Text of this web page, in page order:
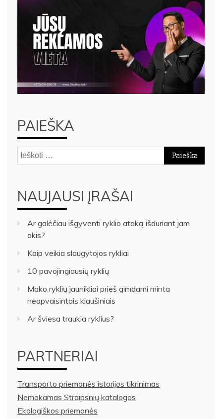
PAIEŠKA
Ieškoti:
NAUJAUSI ĮRAŠAI
Ar galėčiau išgyventi ryklio ataką išduriant jam
akis?
Kaip veikia slaugytojos rykliai
10 pavojingiausių ryklių
Mako ryklių jaunikliai prieš gimdami minta
neapvaisintais kiaušiniais
Ar šviesa traukia ryklius?
PARTNERIAI
Transporto priemonės istorijos tikrinimas
Nemokamas Straipsnių katalogas
Ekologiškos priemonės